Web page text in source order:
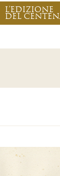
L’EDIZIONE
DEL